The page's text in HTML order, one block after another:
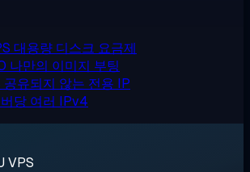
대용량 디스크 요금제
나만의 이미지 부팅
공유되지 않는 전용 IP
당 여러 IPv4
VPS